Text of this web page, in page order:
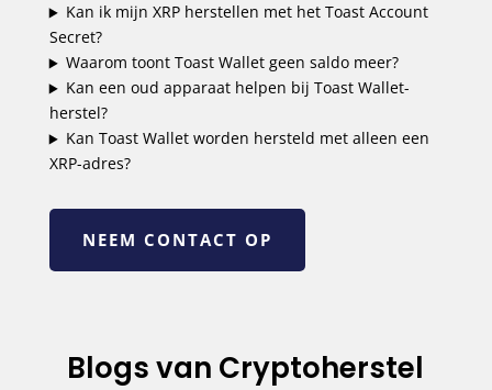
Kan ik mijn XRP herstellen met het Toast Account
Secret?
Waarom toont Toast Wallet geen saldo meer?
Kan een oud apparaat helpen bij Toast Wallet-
herstel?
Kan Toast Wallet worden hersteld met alleen een
XRP-adres?
NEEM CONTACT OP
Blogs van Cryptoherstel